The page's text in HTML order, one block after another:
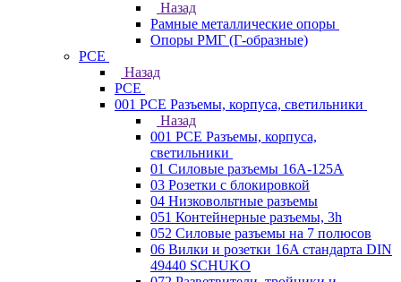
Назад
Рамные металлические опоры
Опоры РМГ (Г-образные)
PCE
Назад
PCE
001 PCE Разъемы, корпуса, светильники
Назад
001 PCE Разъемы, корпуса,
светильники
01 Силовые разъемы 16А-125А
03 Розетки с блокировкой
04 Низковольтные разъемы
051 Контейнерные разъемы, 3h
052 Силовые разъемы на 7 полюсов
06 Вилки и розетки 16A стандарта DIN
49440 SCHUKO